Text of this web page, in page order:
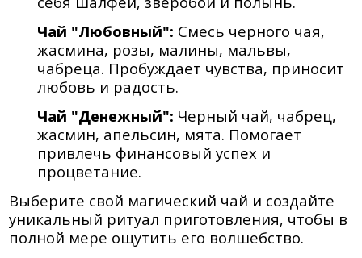
Чай "Любовный": Смесь черного чая,
жасмина, розы, малины, мальвы,
чабреца. Пробуждает чувства, приносит
любовь и радость.
Чай "Денежный": Черный чай, чабрец,
жасмин, апельсин, мята. Помогает
привлечь финансовый успех и
процветание.
Выберите свой магический чай и создайте
уникальный ритуал приготовления, чтобы в
полной мере ощутить его волшебство.